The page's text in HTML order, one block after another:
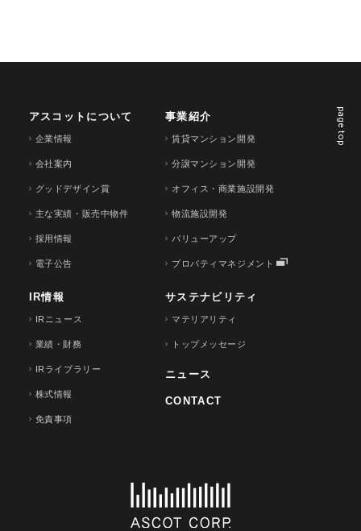
page top
アスコットについて
企業情報
会社案内
グッドデザイン賞
主な実績・販売中物件
採用情報
電子公告
事業紹介
賃貸マンション開発
分譲マンション開発
オフィス・商業施設開発
物流施設開発
バリューアップ
プロパティマネジメント
IR情報
IRニュース
業績・財務
IRライブラリー
株式情報
免責事項
サステナビリティ
マテリアリティ
トップメッセージ
ニュース
CONTACT